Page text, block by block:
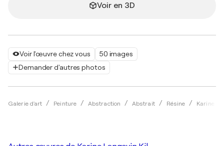
Voir l'œuvre chez vous
50 images
Demander d'autres photos
Galerie d'art Peinture Abstraction Abstrait Résine Karine
Voir en 3D